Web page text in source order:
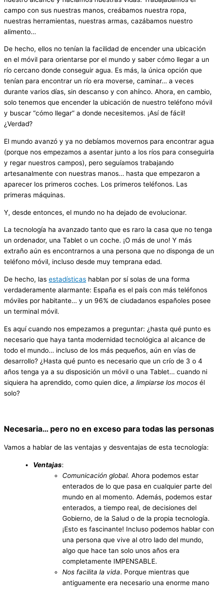
campo con sus nuestras manos, creábamos nuestra ropa,
nuestras herramientas, nuestras armas, cazábamos nuestro
alimento…
De hecho, ellos no tenían la facilidad de encender una ubicación
en el móvil para orientarse por el mundo y saber cómo llegar a un
río cercano donde conseguir agua. Es más, la única opción que
tenían para encontrar un río era moverse, caminar… a veces
durante varios días, sin descanso y con ahínco. Ahora, en cambio,
solo tenemos que encender la ubicación de nuestro teléfono móvil
y buscar “cómo llegar” a donde necesitemos. ¡Así de fácil!
¿Verdad?
El mundo avanzó y ya no debíamos movernos para encontrar agua
(porque nos empezamos a asentar junto a los ríos para conseguirla
y regar nuestros campos), pero seguíamos trabajando
artesanalmente con nuestras manos… hasta que empezaron a
aparecer los primeros coches. Los primeros teléfonos. Las
primeras máquinas.
Y, desde entonces, el mundo no ha dejado de evolucionar.
La tecnología ha avanzado tanto que es raro la casa que no tenga
un ordenador, una Tablet o un coche. ¡O más de uno! Y más
extraño aún es encontrarnos a una persona que no disponga de un
teléfono móvil, incluso desde muy temprana edad.
De hecho, las estadísticas hablan por sí solas de una forma
verdaderamente alarmante: España es el país con más teléfonos
móviles por habitante… y un 96% de ciudadanos españoles posee
un terminal móvil.
Es aquí cuando nos empezamos a preguntar: ¿hasta qué punto es
necesario que haya tanta modernidad tecnológica al alcance de
todo el mundo… incluso de los más pequeños, aún en vías de
desarrollo? ¿Hasta qué punto es necesario que un crío de 3 o 4
años tenga ya a su disposición un móvil o una Tablet… cuando ni
siquiera ha aprendido, como quien dice, a limpiarse los mocos él
solo?
Necesaria… pero no en exceso para todas las personas
Vamos a hablar de las ventajas y desventajas de esta tecnología:
Ventajas:
Comunicación global. Ahora podemos estar
enterados de lo que pasa en cualquier parte del
mundo en al momento. Además, podemos estar
enterados, a tiempo real, de decisiones del
Gobierno, de la Salud o de la propia tecnología.
¡Esto es fascinante! Incluso podemos hablar con
una persona que vive al otro lado del mundo,
algo que hace tan solo unos años era
completamente IMPENSABLE.
Nos facilita la vida. Porque mientras que
antiguamente era necesario una enorme mano